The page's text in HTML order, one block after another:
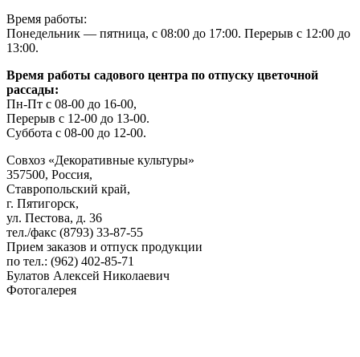
Время работы:
Понедельник — пятница, с 08:00 до 17:00. Перерыв с 12:00 до
13:00.
Время работы садового центра по отпуску цветочной
рассады:
Пн-Пт с 08-00 до 16-00,
Перерыв с 12-00 до 13-00.
Суббота с 08-00 до 12-00.
Совхоз «Декоративные культуры»
357500, Россия,
Ставропольский край,
г. Пятигорск,
ул. Пестова, д. 36
тел./факс (8793) 33-87-55
Прием заказов и отпуск продукции
по тел.: (962) 402-85-71
Булатов Алексей Николаевич
Фотогалерея